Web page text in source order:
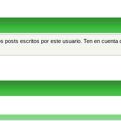
posts escritos por este usuario. Ten en